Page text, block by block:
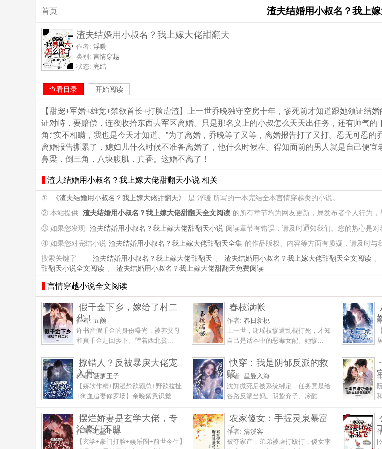
首页 渣夫结婚用小叔名？我上
渣夫结婚用小叔名？我上嫁大佬甜翻天
作者: 浮暖
类别: 言情穿越
状态: 完结
查看目录 开始阅读
【甜宠+军婚+雄竞+禁欲首长+打脸虐渣】上一世乔晚独守空房十年，惨死前才知道跟她领证结
证对峙，要赔偿，连夜收拾东西去军区离婚。只是那名义上的小叔怎么天天出任务，还有帅气
角:“实不相瞒，我也是今天才知道。”为了离婚，乔晚等了又等，离婚报告打了又打。忍无可忍
离婚报告撕累了，媳妇儿什么时候不准备离婚了，他什么时候在。得知面前的男人就是自己便
鼻梁，倒三角，八块腹肌，真香。这婚不离了！
渣夫结婚用小叔名？我上嫁大佬甜翻天小说 相关
① 《渣夫结婚用小叔名？我上嫁大佬甜翻天》
是 浮暖 所写的一本完结全本言情穿越类的小说。
② 本站提供 渣夫结婚用小叔名？我上嫁大佬甜翻天全文阅读 的所有章节均为网友更新，属发布者个人行为，
③ 如果您发现 渣夫结婚用小叔名？我上嫁大佬甜翻天小说 阅读章节有错误，请及时通知我们。您的热心是对
④ 如果您对完结小说 渣夫结婚用小叔名？我上嫁大佬甜翻天全集 的作品版权、内容等方面有质疑，请及时与
搜索关键字—— 渣夫结婚用小叔名？我上嫁大佬甜翻天 、 渣夫结婚用小叔名？我上嫁大佬甜翻天全文阅读 、
甜翻天小说全文阅读 、 渣夫结婚用小叔名？我上嫁大佬甜翻天免费阅读
言情穿越小说全文阅读
假千金下乡，嫁给了村二
代！
作者: 五颜
许书音假千金的身份曝光，被养父母
和真千金赶回乡下。望着西北贫...
春枝满帐
作者: 春日新桃
上一世，谢瑶枝惨遭乱棍打死，才知
自己是话本中的恶毒女配。她惨...
撩错人？反被暴戾大佬宠
入骨
作者:菠萝王子
【娇软作精+阴湿禁欲霸总+野欲拉扯
+狗血追妻修罗场】余晚絮意识觉...
快穿：我是阴郁反派的救
赎
作者: 星曼入海
沈知微死后被系统绑定，任务竟是给
各路反派当妈。阴鸷弃子、冷酷...
摆烂娇妻是玄学大佬，专
治豪门不服
作者:笔墨生花
【玄学+豪门打脸+娱乐圈+前世今生】
农家傻女：手握灵泉暴富
了
作者: 清溪客
被夺家产，弟弟被虐打殴打，傻女李
[